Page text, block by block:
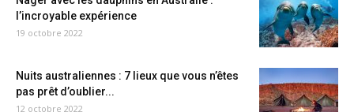
l’incroyable expérience
19 octobre 2022
Nuits australiennes : 7 lieux que vous n’êtes
pas prêt d’oublier...
12 octobre 2022